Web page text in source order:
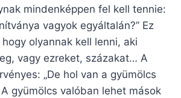
mindenképpen fel kell tennie:
vagyok egyáltalán?” Ez
olyannak kell lenni, aki
vagy ezreket, százakat… A
„De hol van a gyümölcs
gyümölcs valóban lehet mások